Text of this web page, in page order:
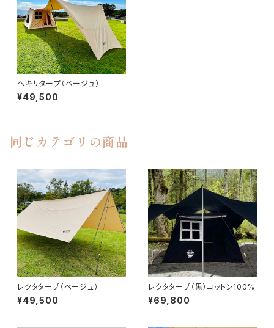
ヘキサタープ（ベージュ）
¥49,500
同じカテゴリの商品
レクタタープ（ベージュ）
¥49,500
レクタタープ（黒）コットン100%
¥69,800